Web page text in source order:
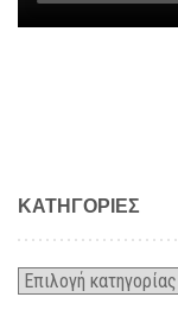
KΑΤΗΓΟΡΊΕΣ
Kατηγορίες